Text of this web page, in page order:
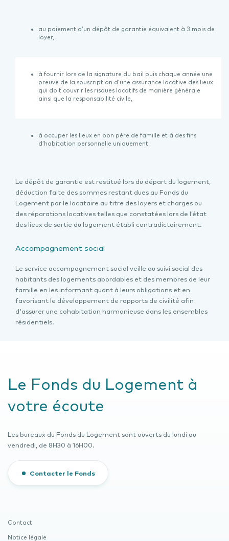
au paiement d’un dépôt de garantie équivalent à 3 mois de
loyer,
à fournir lors de la signature du bail puis chaque année une
preuve de la souscription d’une assurance locative des lieux
qui doit couvrir les risques locatifs de manière générale
ainsi que la responsabilité civile,
à occuper les lieux en bon père de famille et à des fins
d’habitation personnelle uniquement.
Le dépôt de garantie est restitué lors du départ du logement,
déduction faite des sommes restant dues au Fonds du
Logement par le locataire au titre des loyers et charges ou
des réparations locatives telles que constatées lors de l’état
des lieux de sortie du logement établi contradictoirement.
Accompagnement social
Le service accompagnement social veille au suivi social des
habitants des logements abordables et des membres de leur
famille en les informant quant à leurs obligations et en
favorisant le développement de rapports de civilité afin
d'assurer une cohabitation harmonieuse dans les ensembles
résidentiels.
Le Fonds du Logement à
votre écoute
Les bureaux du Fonds du Logement sont ouverts du lundi au
vendredi, de 8H30 à 16H00.
Contacter le Fonds
Contact
Notice légale